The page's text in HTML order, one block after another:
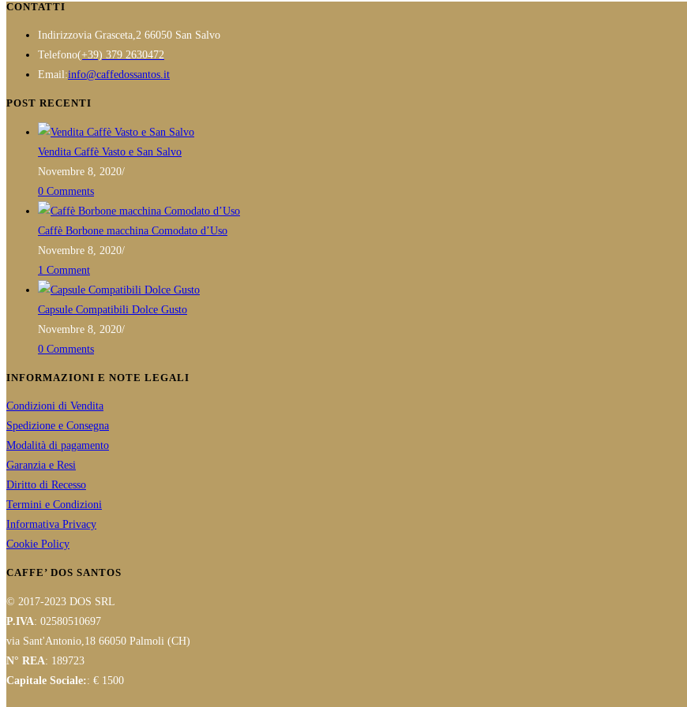
pagina
del
prodotto
più
varianti.
Le
essere
scelte
nella
del
prodotto
CONTATTI
Indirizzovia Grasceta,2 66050 San Salvo
Telefono(+39) 379 2630472
in
Email:info@caffedossantos.itOpens
application
POST RECENTI
Vendita Caffè Vasto e San Salvo
Novembre 8, 2020/
0 Comments
Caffè Borbone macchina Comodato d’Uso
Novembre 8, 2020/
1 Comment
Capsule Compatibili Dolce Gusto
Novembre 8, 2020/
0 Comments
INFORMAZIONI E NOTE LEGALI
Condizioni di Vendita
Spedizione e Consegna
Modalità di pagamento
Garanzia e Resi
Diritto di Recesso
Termini e Condizioni
Informativa Privacy
Cookie Policy
CAFFE’ DOS SANTOS
© 2017-2023 DOS SRL
P.IVA: 02580510697
via Sant'Antonio,18 66050 Palmoli (CH)
N° REA: 189723
Capitale Sociale:: € 1500